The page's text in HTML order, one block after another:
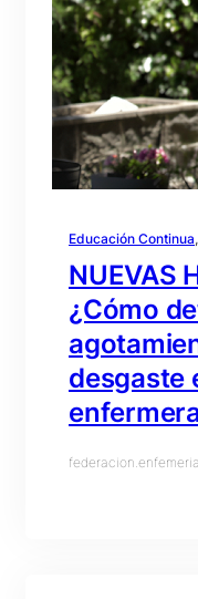
Educación Continua,
NUEVAS
¿Cómo
desgaste